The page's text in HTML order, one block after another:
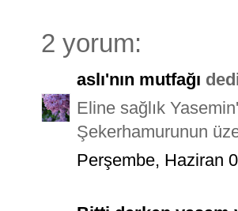
2 yorum:
aslı'nın mutfağı
Eline sağlık
Şekerhamurunun
Perşembe, Haziran